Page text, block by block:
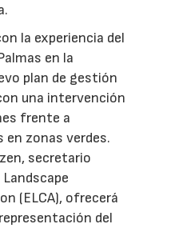
la experiencia del
en la
plan de gestión
una intervención
frente a
en zonas verdes.
secretario
(ELCA), ofrecerá
del